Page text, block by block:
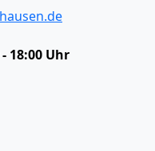
18:00 Uhr